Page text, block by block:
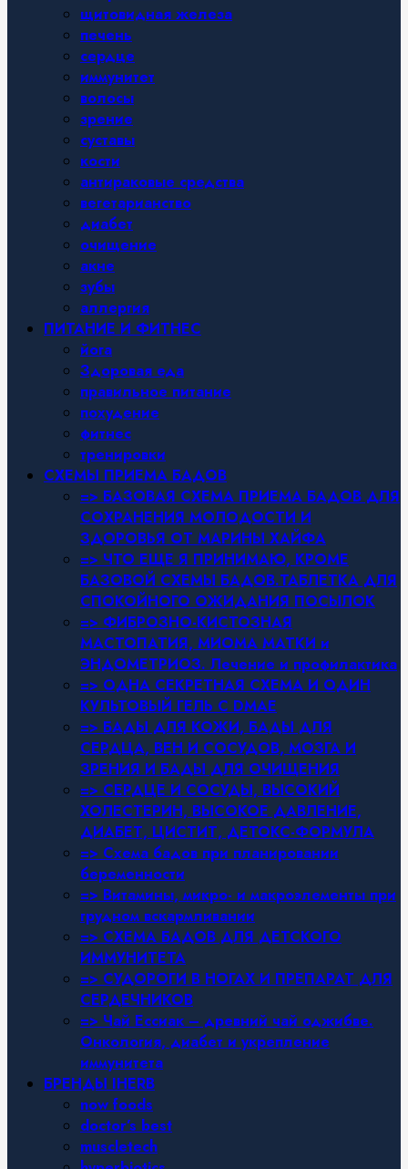
щитовидная железа
печень
сердце
иммунитет
волосы
зрение
суставы
кости
антираковые средства
вегетарианство
диабет
очищение
акне
зубы
аллергия
ПИТАНИЕ И ФИТНЕС
йога
Здоровая еда
правильное питание
похудение
фитнес
тренировки
СХЕМЫ ПРИЕМА БАДОВ
=> БАЗОВАЯ СХЕМА ПРИЕМА БАДОВ ДЛЯ
СОХРАНЕНИЯ МОЛОДОСТИ И
ЗДОРОВЬЯ ОТ МАРИНЫ ХАЙФА
=> ЧТО ЕЩЕ Я ПРИНИМАЮ, КРОМЕ
БАЗОВОЙ СХЕМЫ БАДОВ.ТАБЛЕТКА ДЛЯ
СПОКОЙНОГО ОЖИДАНИЯ ПОСЫЛОК
=> ФИБРОЗНО-КИСТОЗНАЯ
МАСТОПАТИЯ, МИОМА МАТКИ и
ЭНДОМЕТРИОЗ. Лечение и профилактика
=> ОДНА СЕКРЕТНАЯ СХЕМА И ОДИН
КУЛЬТОВЫЙ ГЕЛЬ С DMAE
=> БАДЫ ДЛЯ КОЖИ, БАДЫ ДЛЯ
СЕРДЦА, ВЕН И СОСУДОВ, МОЗГА И
ЗРЕНИЯ И БАДЫ ДЛЯ ОЧИЩЕНИЯ
=> СЕРДЦЕ И СОСУДЫ, ВЫСОКИЙ
ХОЛЕСТЕРИН, ВЫСОКОЕ ДАВЛЕНИЕ,
ДИАБЕТ, ЦИСТИТ, ДЕТОКС-ФОРМУЛА
=> Схема бадов при планировании
беременности
=> Витамины, микро- и макроэлементы при
грудном вскармливании
=> СХЕМА БАДОВ ДЛЯ ДЕТСКОГО
ИММУНИТЕТА
=> СУДОРОГИ В НОГАХ И ПРЕПАРАТ ДЛЯ
СЕРДЕЧНИКОВ
=> Чай Ессиак – древний чай оджибве.
Онкология, диабет и укрепление
иммунитета
БРЕНДЫ IHERB
now foods
doctor’s best
muscletech